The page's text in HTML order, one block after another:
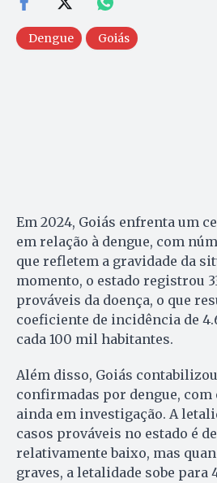
Dengue Goiás
Em 2024, Goiás enfrenta um
em relação à dengue, com
que refletem a gravidade da
momento, o estado registrou
prováveis da doença, o que
coeficiente de incidência de
cada 100 mil habitantes.
Além disso, Goiás
confirmadas por dengue, com
ainda em investigação. A
casos prováveis no estado é
relativamente baixo, mas
graves, a letalidade sobe para